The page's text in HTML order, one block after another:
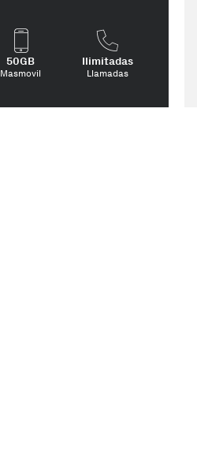
50GB
Masmovil
Ilimitadas
Llamadas